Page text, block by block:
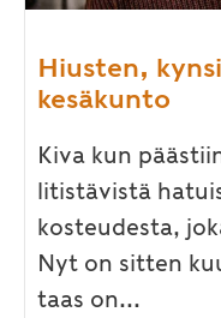
Hiusten,
kesäkunto
Kiva kun
litistävistä
kosteudesta,
Nyt on sitten
taas on...